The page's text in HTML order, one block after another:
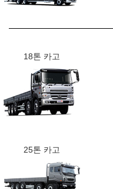
18톤 카고
25톤 카고